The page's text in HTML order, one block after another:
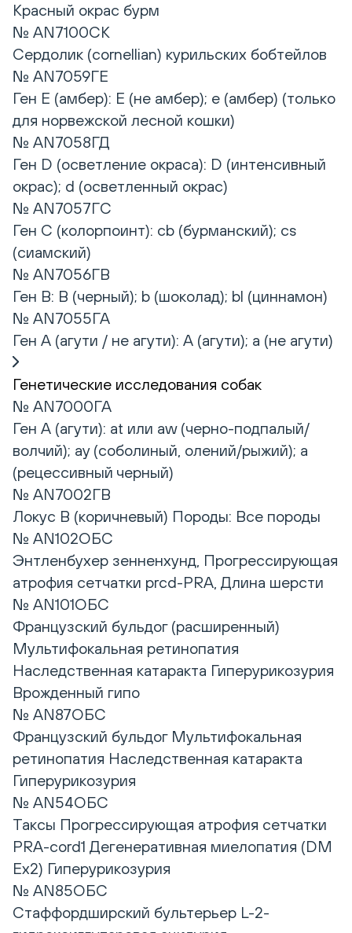
Красный окрас бурм
№ AN7100CK
Сердолик (cornellian) курильских бобтейлов
№ AN7059ГЕ
Ген E (амбер): E (не амбер); е (амбер) (только
для норвежской лесной кошки)
№ AN7058ГД
Ген D (осветление окраса): D (интенсивный
окрас); d (осветленный окрас)
№ AN7057ГC
Ген C (колорпоинт): cb (бурманский); сs
(сиамский)
№ AN7056ГВ
Ген B: B (черный); b (шоколад); bl (циннамон)
№ AN7055ГА
Ген А (агути / не агути): А (агути); а (не агути)
Генетические исследования собак
№ AN7000ГА
Ген А (агути): at или aw (черно-подпалый/
волчий); ay (соболиный, олений/рыжий); a
(рецессивный черный)
№ AN7002ГВ
Локус B (коричневый) Породы: Все породы
№ AN102ОБС
Энтленбухер зенненхунд, Прогрессирующая
атрофия сетчатки prcd-PRA, Длина шерсти
№ AN101ОБС
Французский бульдог (расширенный)
Мультифокальная ретинопатия
Наследственная катаракта Гиперурикозурия
Врожденный гипо
№ AN87ОБС
Французский бульдог Мультифокальная
ретинопатия Наследственная катаракта
Гиперурикозурия
№ AN54ОБС
Таксы Прогрессирующая атрофия сетчатки
PRA-cord1 Дегенеративная миелопатия (DM
Ex2) Гиперурикозурия
№ AN85ОБС
Стаффордширский бультерьер L-2-